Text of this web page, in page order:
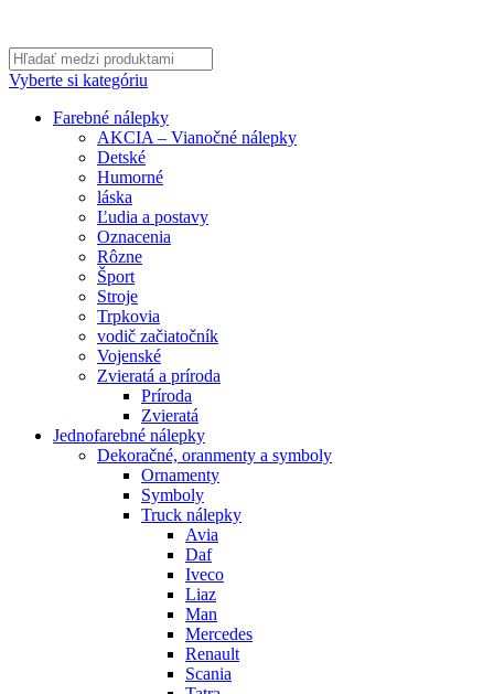
Vyberte si kategóriu
Farebné nálepky
AKCIA – Vianočné nálepky
Detské
Humorné
láska
Ľudia a postavy
Oznacenia
Rôzne
Šport
Stroje
Trpkovia
vodič začiatočník
Vojenské
Zvieratá a príroda
Príroda
Zvieratá
Jednofarebné nálepky
Dekoračné, oranmenty a symboly
Ornamenty
Symboly
Truck nálepky
Avia
Daf
Iveco
Liaz
Man
Mercedes
Renault
Scania